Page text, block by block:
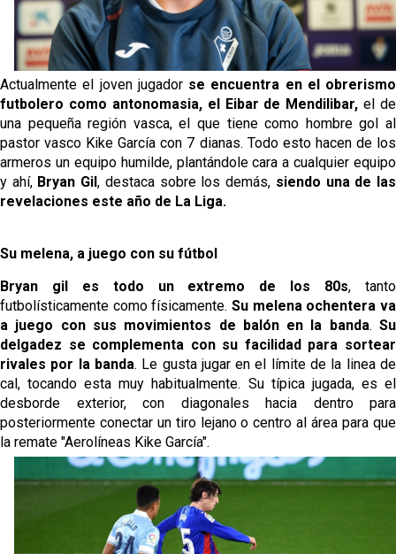
Actualmente el joven jugador se encuentra en el obrerismo
futbolero como antonomasia, el Eibar de Mendilibar, el de
una pequeña región vasca, el que tiene como hombre gol al
pastor vasco Kike García con 7 dianas. Todo esto hacen de los
armeros un equipo humilde, plantándole cara a cualquier equipo
y ahí, Bryan Gil, destaca sobre los demás, siendo una de las
revelaciones este año de La Liga.
Su melena, a juego con su fútbol
Bryan gil es todo un extremo de los 80s, tanto
futbolísticamente como físicamente. Su melena ochentera va
a juego con sus movimientos de balón en la banda.Su
delgadez se complementa con su facilidad para sortear
rivales por la banda. Le gusta jugar en el límite de la linea de
cal, tocando esta muy habitualmente. Su típica jugada, es el
desborde exterior, con diagonales hacia dentro para
posteriormente conectar un tiro lejano o centro al área para que
la remate "Aerolíneas Kike García".